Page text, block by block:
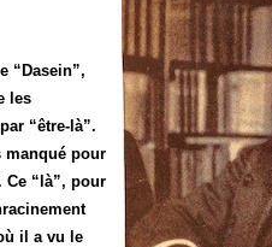
“Dasein”,
les
“être-là”.
manqué pour
Ce “là”, pour
il a vu le